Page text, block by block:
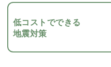
低コストでできる
地震対策